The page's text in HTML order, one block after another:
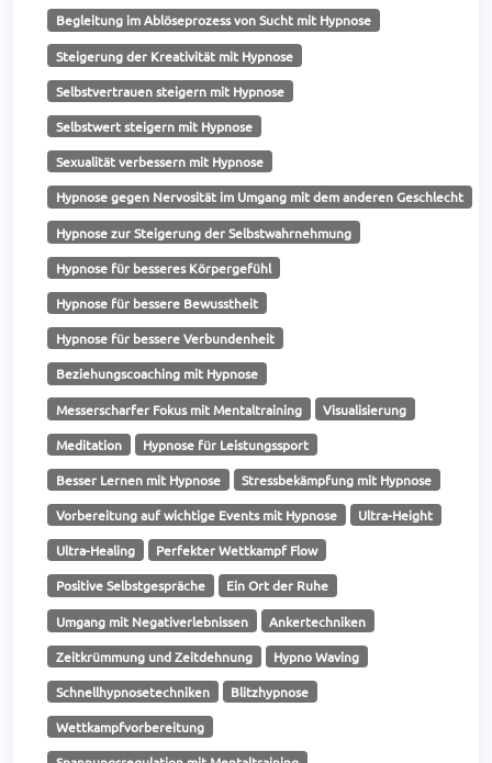
Begleitung im Ablöseprozess von Sucht mit Hypnose
Steigerung der Kreativität mit Hypnose
Selbstvertrauen steigern mit Hypnose
Selbstwert steigern mit Hypnose
Sexualität verbessern mit Hypnose
Hypnose gegen Nervosität im Umgang mit dem anderen Geschlecht
Hypnose zur Steigerung der Selbstwahrnehmung
Hypnose für besseres Körpergefühl
Hypnose für bessere Bewusstheit
Hypnose für bessere Verbundenheit
Beziehungscoaching mit Hypnose
Messerscharfer Fokus mit Mentaltraining Visualisierung
Meditation Hypnose für Leistungssport
Besser Lernen mit Hypnose Stressbekämpfung mit Hypnose
Vorbereitung auf wichtige Events mit Hypnose Ultra-Height
Ultra-Healing Perfekter Wettkampf Flow
Positive Selbstgespräche Ein Ort der Ruhe
Umgang mit Negativerlebnissen Ankertechniken
Zeitkrümmung und Zeitdehnung Hypno Waving
Schnellhypnosetechniken Blitzhypnose
Wettkampfvorbereitung